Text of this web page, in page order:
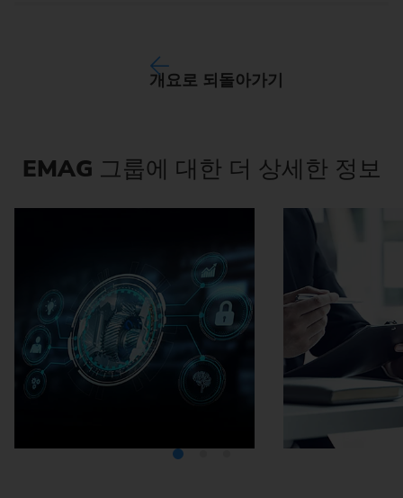
개요로 되돌아가기
EMAG 그룹에 대한 더 상세한 정보